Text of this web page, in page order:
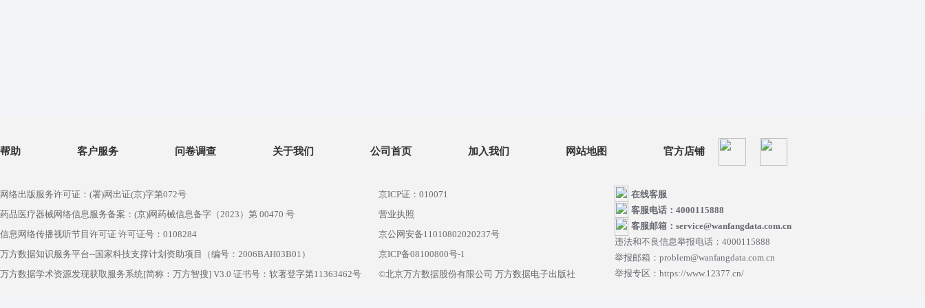
帮助 客户服务 问卷调查 关于我们 公司首页 加入我们 网站地图 官方店铺
网络出版服务许可证：(署)网出证(京)字第072号
药品医疗器械网络信息服务备案：(京)网药械信息备字（2023）第 00470 号
信息网络传播视听节目许可证 许可证号：0108284
万方数据知识服务平台--国家科技支撑计划资助项目（编号：2006BAH03B01）
万方数据学术资源发现获取服务系统[简称：万方智搜] V3.0 证书号：软著登字第11363462号
京ICP证：010071
营业执照
京公网安备11010802020237号
京ICP备08100800号-1
©北京万方数据股份有限公司 万方数据电子出版社
在线客服
客服电话：4000115888
客服邮箱：service@wanfangdata.com.cn
违法和不良信息举报电话：4000115888
举报邮箱：problem@wanfangdata.com.cn
举报专区：https://www.12377.cn/